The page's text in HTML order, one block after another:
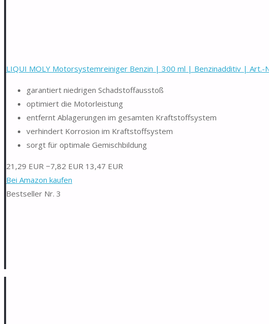
LIQUI MOLY Motorsystemreiniger Benzin | 300 ml | Benzinadditiv | Art.-
garantiert niedrigen Schadstoffausstoß
optimiert die Motorleistung
entfernt Ablagerungen im gesamten Kraftstoffsystem
verhindert Korrosion im Kraftstoffsystem
sorgt für optimale Gemischbildung
21,29 EUR −7,82 EUR 13,47 EUR
Bei Amazon kaufen
Bestseller Nr. 3